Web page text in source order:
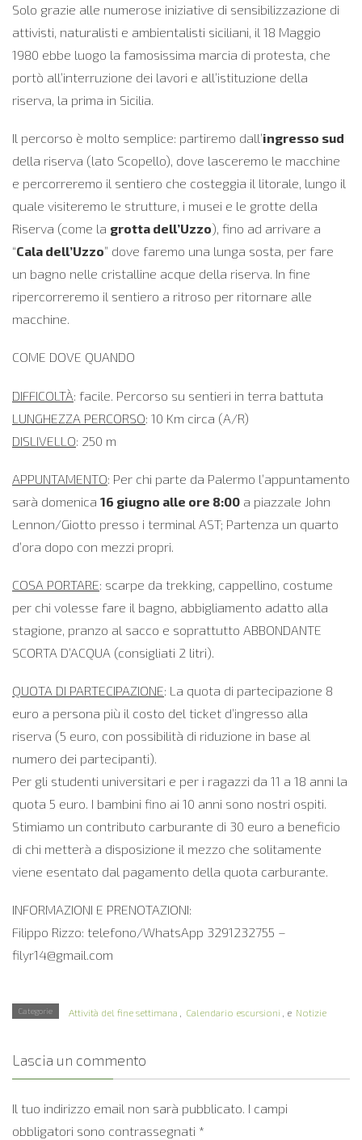
Solo grazie alle numerose iniziative di sensibilizzazione di
attivisti, naturalisti e ambientalisti siciliani, il 18 Maggio
1980 ebbe luogo la famosissima marcia di protesta, che
portò all’interruzione dei lavori e all’istituzione della
riserva, la prima in Sicilia.
Il percorso è molto semplice: partiremo dall’ingresso sud
della riserva (lato Scopello), dove lasceremo le macchine
e percorreremo il sentiero che costeggia il litorale, lungo il
quale visiteremo le strutture, i musei e le grotte della
Riserva (come la grotta dell’Uzzo), fino ad arrivare a
“Cala dell’Uzzo” dove faremo una lunga sosta, per fare
un bagno nelle cristalline acque della riserva. In fine
ripercorreremo il sentiero a ritroso per ritornare alle
macchine.
COME DOVE QUANDO
DIFFICOLTÀ: facile. Percorso su sentieri in terra battuta
LUNGHEZZA PERCORSO: 10 Km circa (A/R)
DISLIVELLO: 250 m
APPUNTAMENTO: Per chi parte da Palermo l’appuntamento
sarà domenica 16 giugno alle ore 8:00 a piazzale John
Lennon/Giotto presso i terminal AST; Partenza un quarto
d’ora dopo con mezzi propri.
COSA PORTARE: scarpe da trekking, cappellino, costume
per chi volesse fare il bagno, abbigliamento adatto alla
stagione, pranzo al sacco e soprattutto ABBONDANTE
SCORTA D’ACQUA (consigliati 2 litri).
QUOTA DI PARTECIPAZIONE: La quota di partecipazione 8
euro a persona più il costo del ticket d’ingresso alla
riserva (5 euro, con possibilità di riduzione in base al
numero dei partecipanti).
Per gli studenti universitari e per i ragazzi da 11 a 18 anni la
quota 5 euro. I bambini fino ai 10 anni sono nostri ospiti.
Stimiamo un contributo carburante di 30 euro a beneficio
di chi metterà a disposizione il mezzo che solitamente
viene esentato dal pagamento della quota carburante.
INFORMAZIONI E PRENOTAZIONI:
Filippo Rizzo: telefono/WhatsApp 3291232755 –
filyr14@gmail.com
Categorie Attività del fine settimana Calendario escursioni , e Notizie
Lascia un commento
Il tuo indirizzo email non sarà pubblicato. I campi
obbligatori sono contrassegnati *